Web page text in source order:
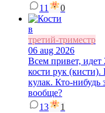
11
0
в
третий-триместр
06 aug 2026
Всем привет, идет
кости рук
кулак. Кто-нибудь
вообще?
13
1